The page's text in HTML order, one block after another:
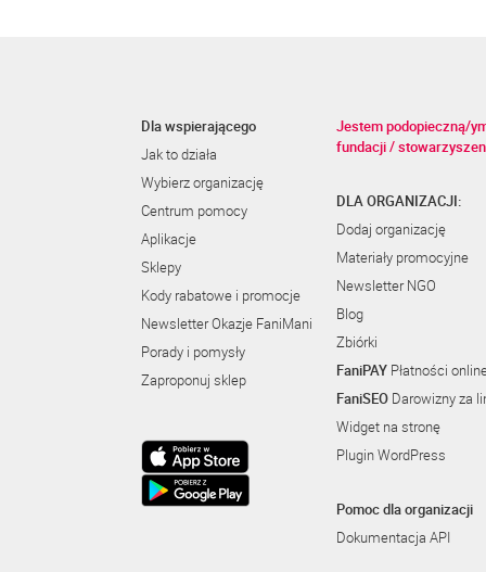
Dla wspierającego
Jak to działa
Wybierz organizację
Centrum pomocy
Aplikacje
Sklepy
Kody rabatowe i promocje
Newsletter Okazje FaniMani
Porady i pomysły
Zaproponuj sklep
Jestem podopieczną/
fundacji /
DLA ORGANIZACJI:
Dodaj organizację
Materiały promocyjne
Newsletter NGO
Blog
Zbiórki
FaniPAY Płatności
FaniSEO Darowizny za
Widget na stronę
Plugin WordPress
Pomoc dla organizacji
Dokumentacja API